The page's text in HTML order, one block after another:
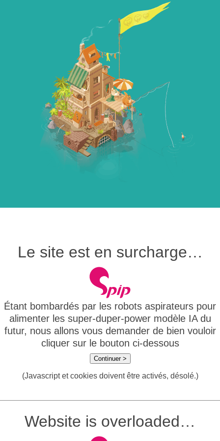
Le site est en surcharge…
Étant bombardés par les robots aspirateurs pour
alimenter les super-duper-power modèle IA du
futur, nous allons vous demander de bien vouloir
cliquer sur le bouton ci-dessous
Continuer >
(Javascript et cookies doivent être activés, désolé.)
Website is overloaded…